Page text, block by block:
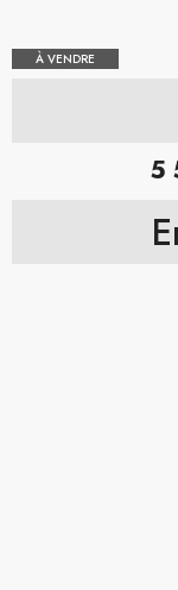
À VENDRE
5